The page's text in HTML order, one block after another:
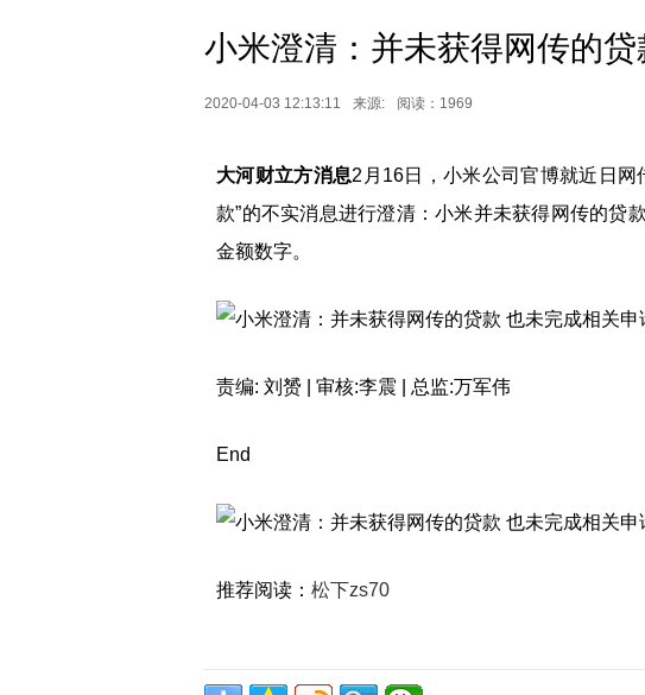
小米澄清：并未获得网传的
2020-04-03 12:13:11 来源: 阅读：1969
大河财立方消息2月16日，小米公司官博就近日
款”的不实消息进行澄清：小米并未获得网传的贷
金额数字。
责编: 刘赟 | 审核:李震 | 总监:万军伟
End
推荐阅读： 松下zs70